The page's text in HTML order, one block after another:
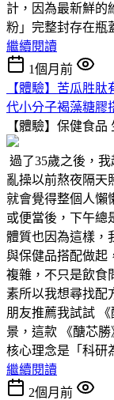
計，因為最新鮮的
粉」完整封存在瓶
繼續閱讀
1個月前
【體驗】苦瓜胜
代小分子褐藻糖膠
【體驗】保健食品
過了35歲之後，
亂操以前熬夜隔天
就會覺得整個人懶
或便當後，下午總
體質也因為這樣，
與保健品搭配做起
複雜，不只是飲食
素所以我想尋找配
朋友推薦我試試
景，這款 《醣芯
核心理念是「科研
繼續閱讀
2個月前